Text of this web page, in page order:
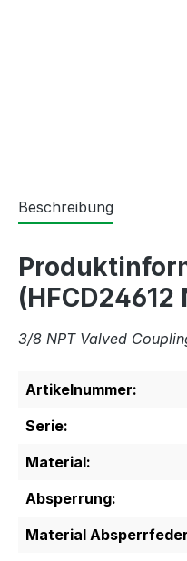
Beschreibung
(HFCD24612
3/8 NPT Valved
Artikelnummer:
Serie:
Material:
Absperrung:
Material